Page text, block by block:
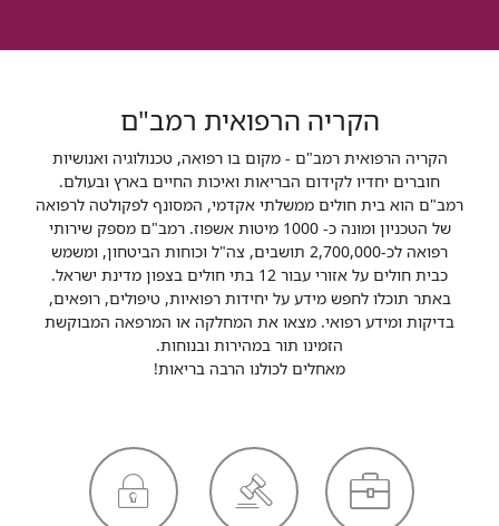
הקריה הרפואית רמב"ם
הקריה הרפואית רמב"ם - מקום בו רפואה, טכנולוגיה ואנושיות
חוברים יחדיו לקידום הבריאות ואיכות החיים בארץ ובעולם.
רמב"ם הוא בית חולים ממשלתי אקדמי, המסונף לפקולטה לרפואה
של הטכניון ומונה כ- 1000 מיטות אשפוז. רמב"ם מספק שירותי
רפואה לכ-2,700,000 תושבים, צה"ל וכוחות הביטחון, ומשמש
כבית חולים על אזורי עבור 12 בתי חולים בצפון מדינת ישראל.
באתר תוכלו לחפש מידע על יחידות רפואיות, טיפולים, רופאים,
בדיקות ומידע רפואי. מצאו את המחלקה או המרפאה המבוקשת
הזמינו תור במהירות ובנוחות.
מאחלים לכולנו הרבה בריאות!